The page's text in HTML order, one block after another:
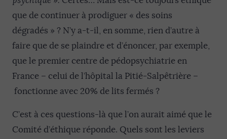
que de continuer à prodiguer « des soins
dégradés » ? N’y a-t-il, en somme, rien d’autre à
faire que de se plaindre et d’énoncer, par exemple,
que le premier centre de pédopsychiatrie en
France – celui de l’hôpital la Pitié-Salpêtrière –
fonctionne avec 20% de lits fermés ?
C’est à ces questions-là que l’on aurait aimé que le
Comité d’éthique réponde. Quels sont les leviers